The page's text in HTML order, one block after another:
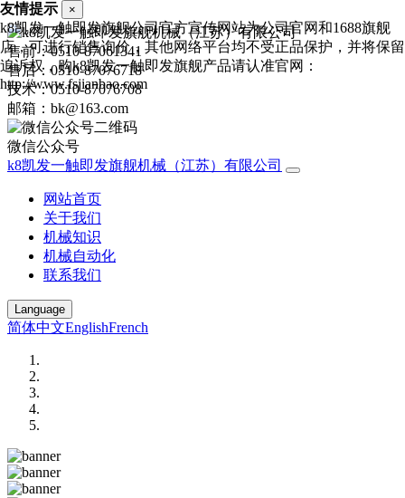
售前：0510-87061341
售后：0510-87076718
技术：0510-87076708
邮箱：bk@163.com
微信公众号
k8凯发一触即发旗舰机械（江苏）有限公司
网站首页
关于我们
机械知识
机械自动化
联系我们
Language
简体中文EnglishFrench
友情提示 ×
k8凯发一触即发旗舰公司官方宣传网站为公司官网和1688旗舰
店，可进行销售询价，其他网络平台均不受正品保护，并将保留
追诉权，购k8凯发一触即发旗舰产品请认准官网：
http://www.fsjianbao.com